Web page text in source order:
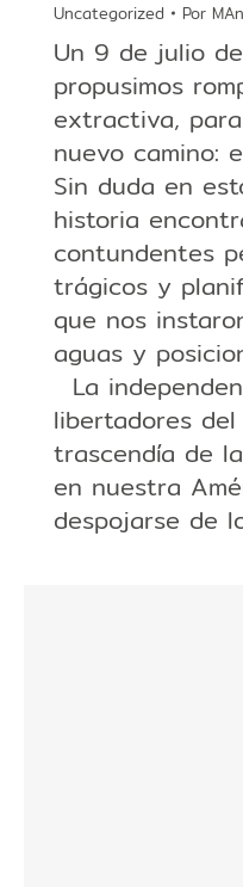
Uncategorized Por
Un 9 de julio
propusimos
extractiva,
nuevo camino:
Sin duda en
historia
contundentes
trágicos y
que nos
aguas y
La
libertadores del
trascendía de
en nuestra
despojarse de